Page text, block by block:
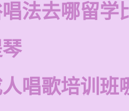
法去哪留学
唱歌培训班